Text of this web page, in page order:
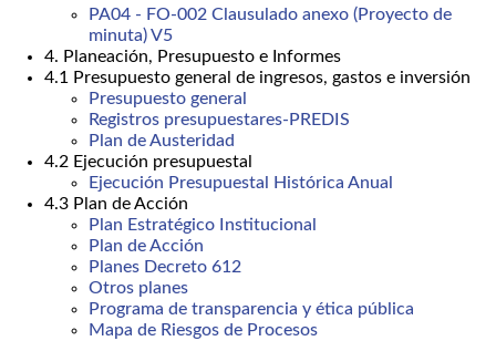
PA04 - FO-002 Clausulado anexo (Proyecto de
minuta) V5
4. Planeación, Presupuesto e Informes
4.1 Presupuesto general de ingresos, gastos e inversión
Presupuesto general
Registros presupuestares-PREDIS
Plan de Austeridad
4.2 Ejecución presupuestal
Ejecución Presupuestal Histórica Anual
4.3 Plan de Acción
Plan Estratégico Institucional
Plan de Acción
Planes Decreto 612
Otros planes
Programa de transparencia y ética pública
Mapa de Riesgos de Procesos